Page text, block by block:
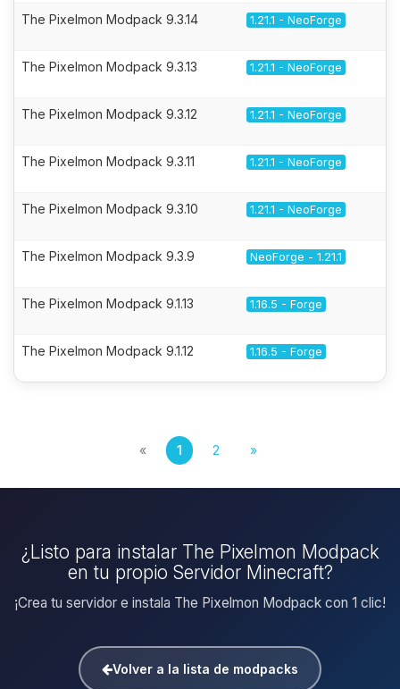
The Pixelmon Modpack 9.3.14 1.21.1 - NeoForge
The Pixelmon Modpack 9.3.13 1.21.1 - NeoForge
The Pixelmon Modpack 9.3.12 1.21.1 - NeoForge
The Pixelmon Modpack 9.3.11 1.21.1 - NeoForge
The Pixelmon Modpack 9.3.10 1.21.1 - NeoForge
The Pixelmon Modpack 9.3.9 NeoForge - 1.21.1
The Pixelmon Modpack 9.1.13 1.16.5 - Forge
The Pixelmon Modpack 9.1.12 1.16.5 - Forge
« 1 2 »
¿Listo para instalar The Pixelmon Modpack
en tu propio Servidor Minecraft?
¡Crea tu servidor e instala The Pixelmon Modpack con 1 clic!
Volver a la lista de modpacks